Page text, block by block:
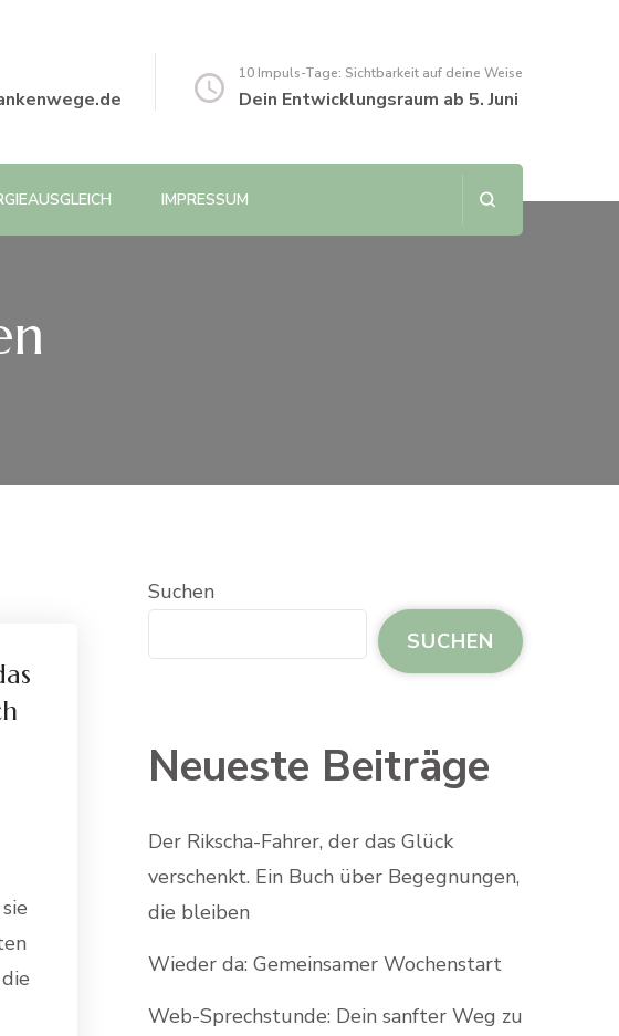
10 Impuls-Tage: Sichtbarkeit auf deine Weise
Dein Entwicklungsraum ab 5. Juni
IMPRESSUM
Suchen
SUCHEN
Neueste Beiträge
Der Rikscha-Fahrer, der das Glück
verschenkt. Ein Buch über Begegnungen,
die bleiben
Wieder da: Gemeinsamer Wochenstart
Web-Sprechstunde: Dein sanfter Weg zu